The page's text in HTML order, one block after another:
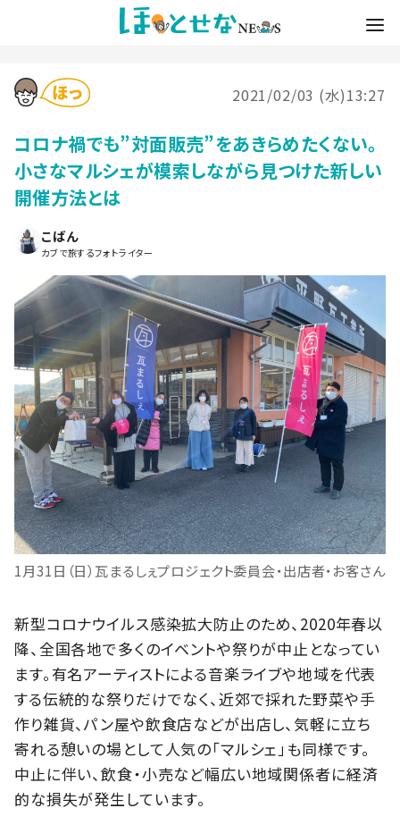
2021/02/03 (水)13:27
コロナ禍でも”対面販売”をあきらめたくない。
小さなマルシェが模索しながら見つけた新しい
開催方法とは
こばん
カブで旅するフォトライター
1月31日（日）瓦まるしぇプロジェクト委員会・出店者・お客さん
新型コロナウイルス感染拡大防止のため、2020年春以
降、全国各地で多くのイベントや祭りが中止となってい
ます。有名アーティストによる音楽ライブや地域を代表
する伝統的な祭りだけでなく、近郊で採れた野菜や手
作り雑貨、パン屋や飲食店などが出店し、気軽に立ち
寄れる憩いの場として人気の「マルシェ」も同様です。
中止に伴い、飲食・小売など幅広い地域関係者に経済
的な損失が発生しています。